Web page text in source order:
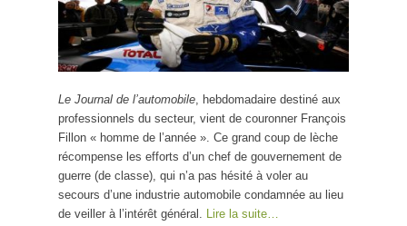
l’année »
Le Journal de l’automobile , hebdomadaire destiné aux
professionnels du secteur, vient de couronner François
Fillon « homme de l’année ». Ce grand coup de lèche
récompense les efforts d’un chef de gouvernement de
guerre (de classe), qui n’a pas hésité à voler au
secours d’une industrie automobile condamnée au lieu
de veiller à l’intérêt général. Lire la suite…